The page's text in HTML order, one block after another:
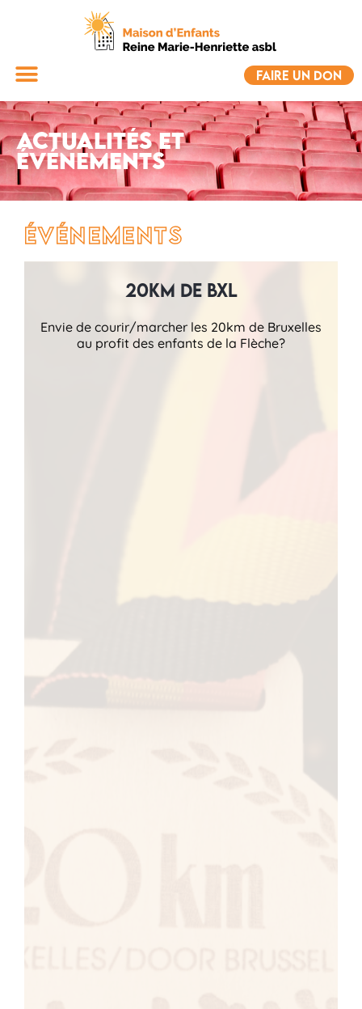
FAIRE UN DON
Actualités et
événements
Événements
20km de BXL
Envie de courir/marcher les 20km de Bruxelles
au profit des enfants de la Flèche?